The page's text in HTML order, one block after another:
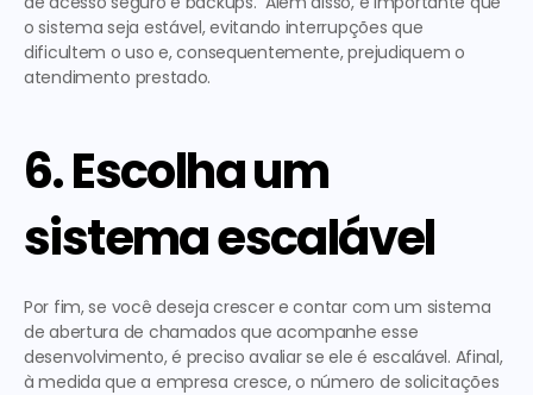
o sistema seja estável, evitando interrupções que
dificultem o uso e, consequentemente, prejudiquem o
atendimento prestado.
6. Escolha um
sistema escalável
Por fim, se você deseja crescer e contar com um sistema
de abertura de chamados que acompanhe esse
desenvolvimento, é preciso avaliar se ele é escalável. Afinal,
à medida que a empresa cresce, o número de solicitações